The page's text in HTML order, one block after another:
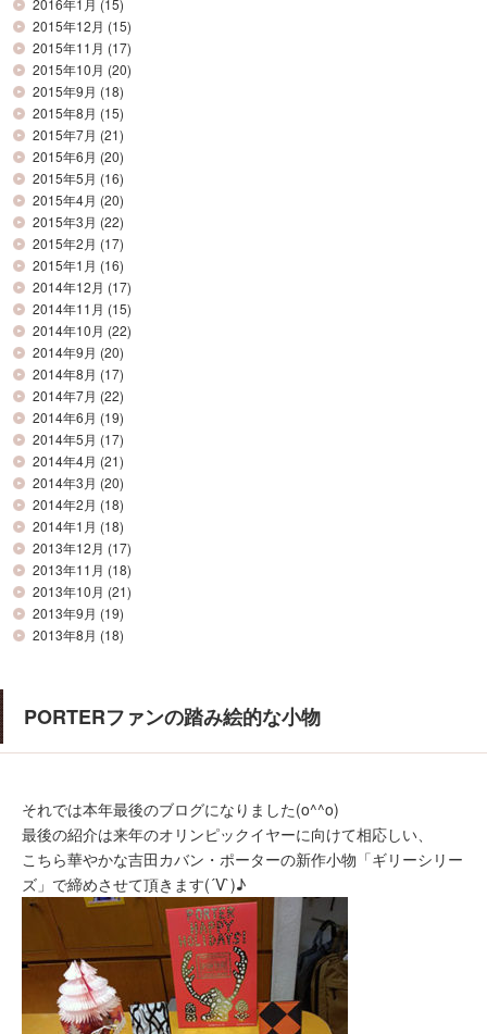
2015年12月 (15)
2015年11月 (17)
2015年10月 (20)
2015年9月 (18)
2015年8月 (15)
2015年7月 (21)
2015年6月 (20)
2015年5月 (16)
2015年4月 (20)
2015年3月 (22)
2015年2月 (17)
2015年1月 (16)
2014年12月 (17)
2014年11月 (15)
2014年10月 (22)
2014年9月 (20)
2014年8月 (17)
2014年7月 (22)
2014年6月 (19)
2014年5月 (17)
2014年4月 (21)
2014年3月 (20)
2014年2月 (18)
2014年1月 (18)
2013年12月 (17)
2013年11月 (18)
2013年10月 (21)
2013年9月 (19)
2013年8月 (18)
PORTERファンの踏み絵的な小物
それでは本年最後のブログになりました(o^^o)
最後の紹介は来年のオリンピックイヤーに向けて相応しい、
こちら華やかな吉田カバン・ポーターの新作小物「ギリーシリー
ズ」で締めさせて頂きます(´V`)♪